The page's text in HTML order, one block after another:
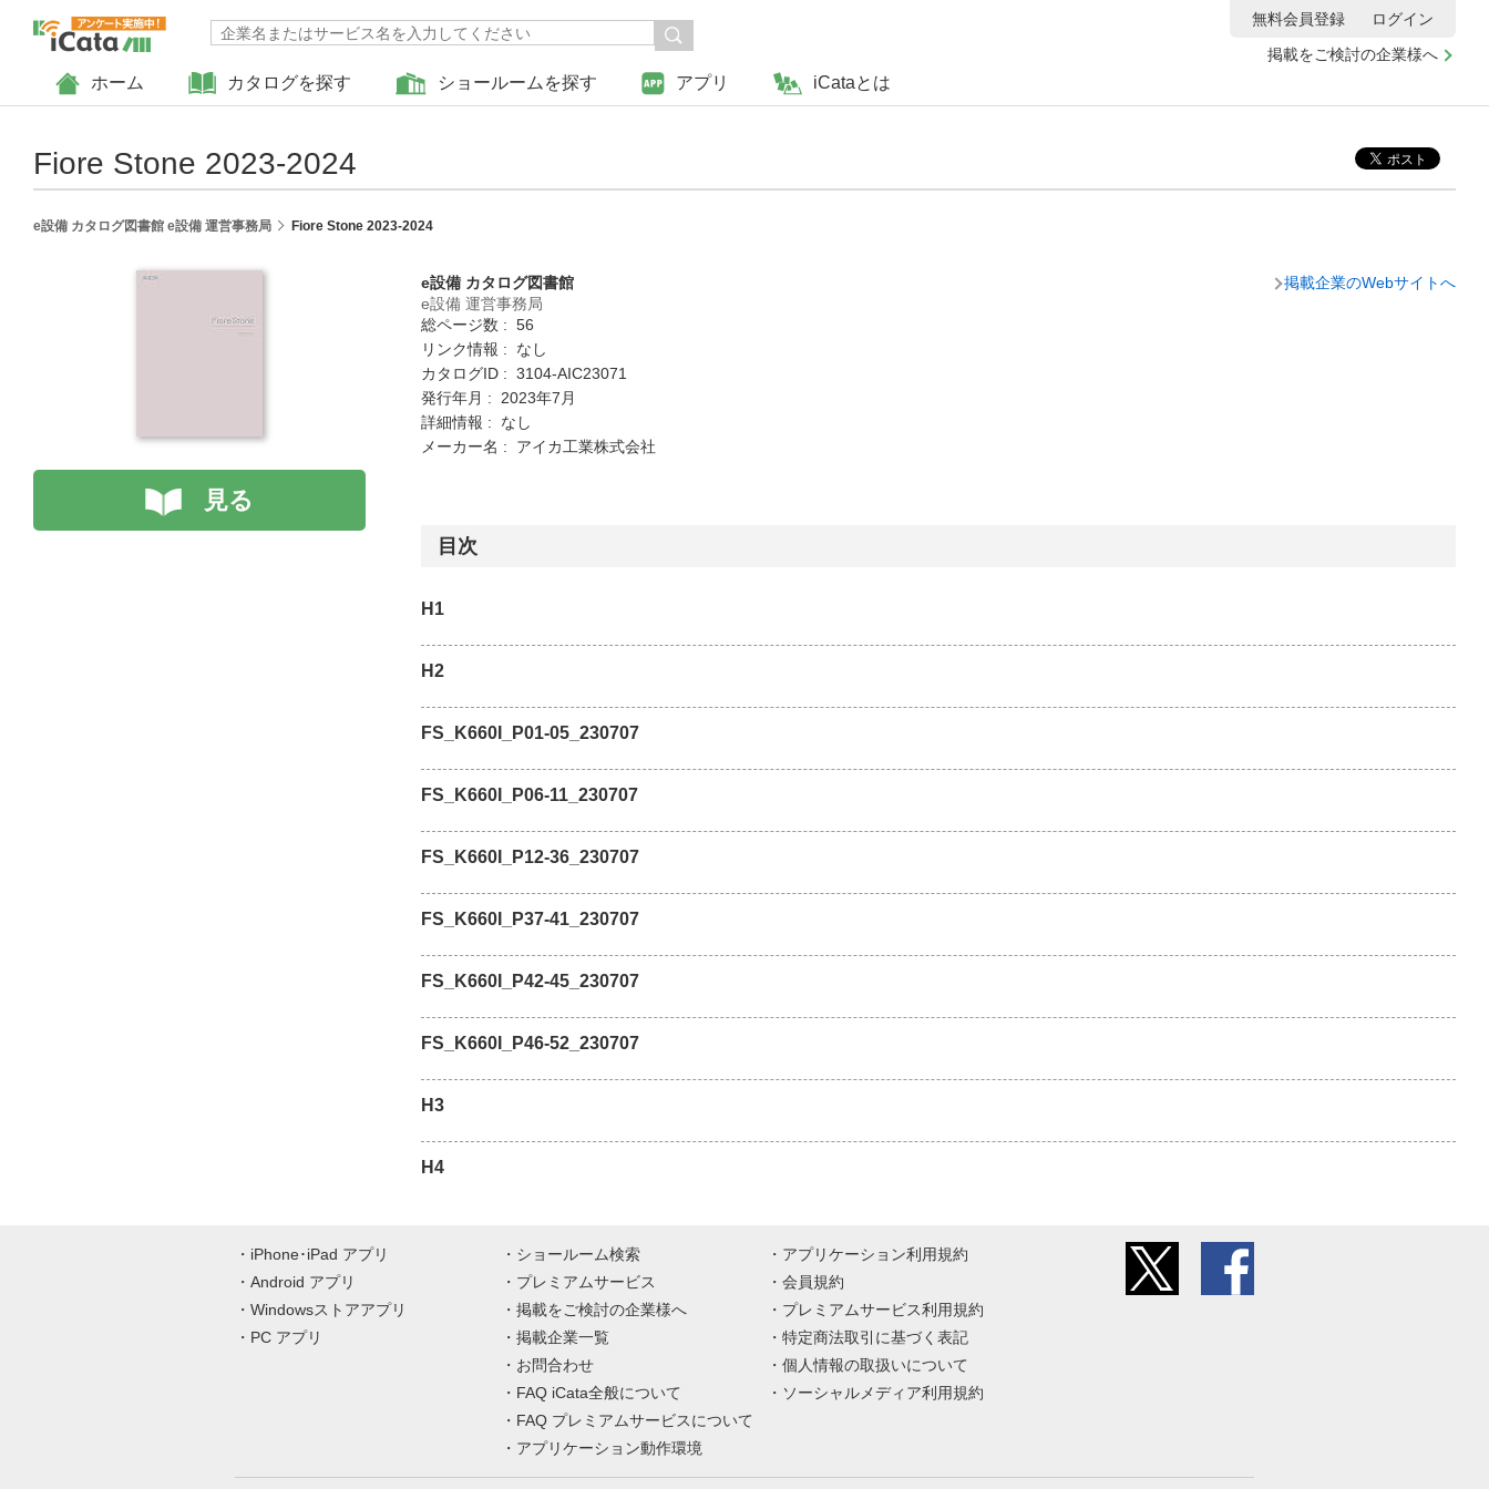
ホーム カタログを探す ショールームを探す アプリ iCataとは
掲載をご検討の企業様へ
無料会員登録 ログイン
Fiore Stone 2023-2024
e設備 カタログ図書館 e設備 運営事務局 Fiore Stone 2023-2024
見る
e設備 カタログ図書館
e設備 運営事務局
総ページ数 : 56
リンク情報 : なし
カタログID : 3104-AIC23071
発行年月 : 2023年7月
詳細情報 : なし
メーカー名 : アイカ工業株式会社
掲載企業のWebサイトへ
目次
H1
H2
FS_K660I_P01-05_230707
FS_K660I_P06-11_230707
FS_K660I_P12-36_230707
FS_K660I_P37-41_230707
FS_K660I_P42-45_230707
FS_K660I_P46-52_230707
H3
H4
iPhone･iPad アプリ
Android アプリ
Windowsストアアプリ
PC アプリ
ショールーム検索
プレミアムサービス
掲載をご検討の企業様へ
掲載企業一覧
お問合わせ
FAQ iCata全般について
FAQ プレミアムサービスについて
アプリケーション動作環境
アプリケーション利用規約
会員規約
プレミアムサービス利用規約
特定商法取引に基づく表記
個人情報の取扱いについて
ソーシャルメディア利用規約